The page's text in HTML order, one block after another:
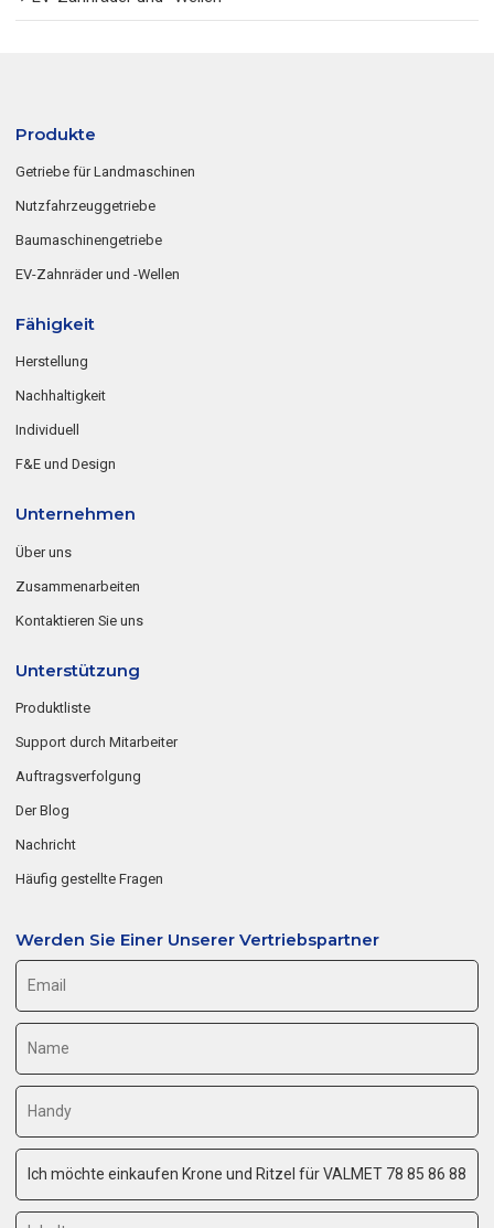
Produkte
Getriebe für Landmaschinen
Nutzfahrzeuggetriebe
Baumaschinengetriebe
EV-Zahnräder und -Wellen
Fähigkeit
Herstellung
Nachhaltigkeit
Individuell
F&E und Design
Unternehmen
Über uns
Zusammenarbeiten
Kontaktieren Sie uns
Unterstützung
Produktliste
Support durch Mitarbeiter
Auftragsverfolgung
Der Blog
Nachricht
Häufig gestellte Fragen
Werden Sie Einer Unserer Vertriebspartner